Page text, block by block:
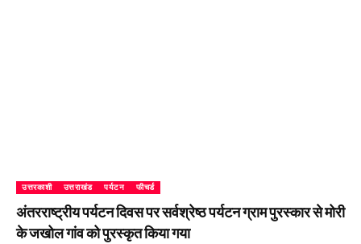
उत्तरकाशी उत्तराखंड पर्यटन फीचर्ड
अंतरराष्ट्रीय पर्यटन दिवस पर सर्वश्रेष्ठ पर्यटन ग्राम पुरस्कार से मोरी
के जखोल गांव को पुरस्कृत किया गया